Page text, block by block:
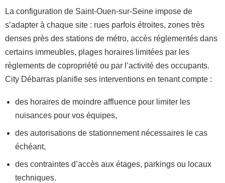
La configuration de Saint-Ouen-sur-Seine impose de
s’adapter à chaque site : rues parfois étroites, zones très
denses près des stations de métro, accès réglementés dans
certains immeubles, plages horaires limitées par les
règlements de copropriété ou par l’activité des occupants.
City Débarras planifie ses interventions en tenant compte :
des horaires de moindre affluence pour limiter les
nuisances pour vos équipes,
des autorisations de stationnement nécessaires le cas
échéant,
des contraintes d’accès aux étages, parkings ou locaux
techniques.